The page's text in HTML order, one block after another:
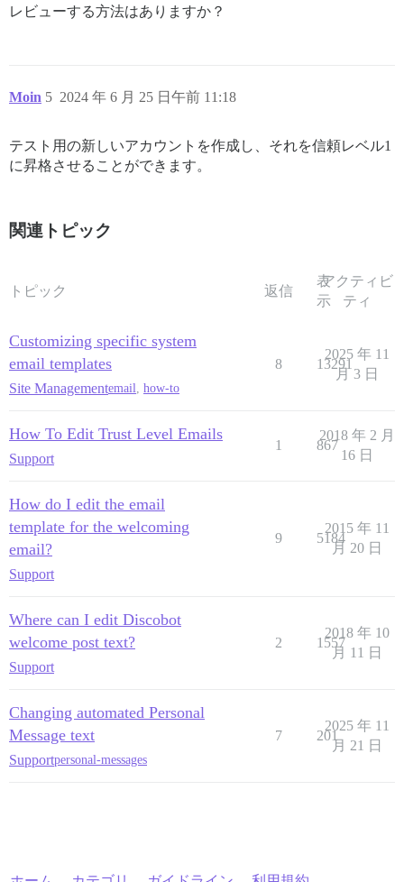
レビューする方法はありますか？
Moin 2024 年 6 月 25 日午前 11:18
5
テスト用の新しいアカウントを作成し、それを信頼レベル1
に昇格させることができます。
関連トピック
トピック 返信
表
示
アクティビ
ティ
Customizing specific system
email templates
Site Managementemail, how-to
8 13291
2025 年 11
月 3 日
How To Edit Trust Level Emails
Support
1 867
2018 年 2 月
16 日
How do I edit the email
template for the welcoming
email?
Support
9 5184
2015 年 11
月 20 日
Where can I edit Discobot
welcome post text?
Support
2 1557
2018 年 10
月 11 日
Changing automated Personal
Message text
Supportpersonal-messages
7 201
2025 年 11
月 21 日